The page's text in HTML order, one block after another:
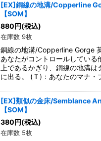
[EX]銅線の地溝/Copperline
【SOM】
880円(税込)
在庫数 9枚
銅線の地溝/Copperline Gorge
あなたがコントロールしている
上であるかぎり、銅線の地溝
に出る。 (Ｔ)：あなたのマナ・
[EX]類似の金床/Semblance
【SOM】
380円(税込)
在庫数 5枚